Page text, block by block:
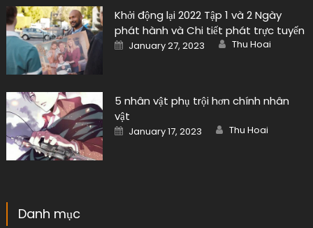
Khởi động lại 2022 Tập 1 và 2 Ngày
phát hành và Chi tiết phát trực tuyến
Posted
on
January 27, 2023 Author
Thu Hoai
5 nhân vật phụ trội hơn chính nhân
vật
Posted
on
January 17, 2023 Author
Thu Hoai
Danh mục